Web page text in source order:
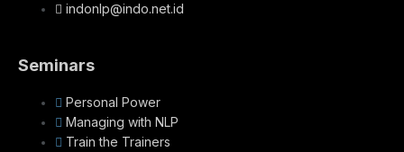
indonlp@indo.net.id
Seminars
Personal Power
Managing with NLP
Train the Trainers